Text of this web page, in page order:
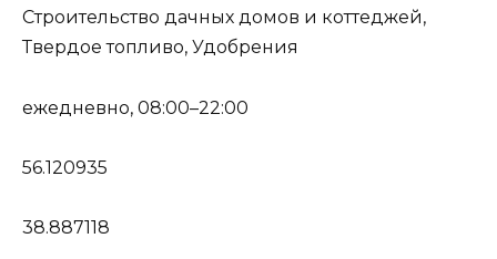
Строительство дачных домов и коттеджей,
Твердое топливо, Удобрения
ежедневно, 08:00–22:00
56.120935
38.887118